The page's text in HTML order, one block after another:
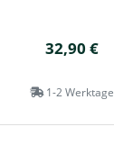
32,90 €
1-2 Werktage